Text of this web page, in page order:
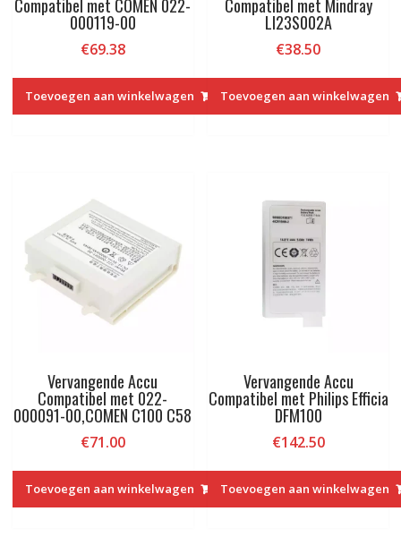
Compatibel met COMEN 022-
000119-00
€69.38
Toevoegen aan winkelwagen
Compatibel met Mindray
LI23S002A
€38.50
Toevoegen aan winkelwagen
Vervangende Accu
Compatibel met 022-
000091-00,COMEN C100 C58
€71.00
Toevoegen aan winkelwagen
Vervangende Accu
Compatibel met Philips Efficia
DFM100
€142.50
Toevoegen aan winkelwagen